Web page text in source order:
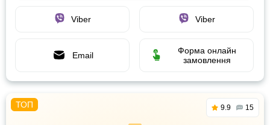
Viber Viber
Email
Форма онлайн
замовлення
9.9 15